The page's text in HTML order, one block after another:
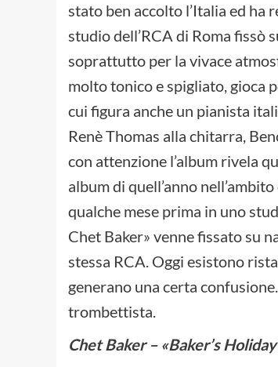
stato ben accolto l’Italia ed ha
studio dell’RCA di Roma fissò
soprattutto per la vivace
molto tonico e spigliato, gioca
cui figura anche un pianista
Renè Thomas alla chitarra,
con attenzione l’album rivela
album di quell’anno
qualche mese prima in uno
Chet Baker» venne fissato su
stessa RCA. Oggi esistono
generano una certa
trombettista.
Chet Baker – «Baker’s